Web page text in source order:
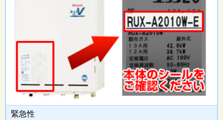
緊急性